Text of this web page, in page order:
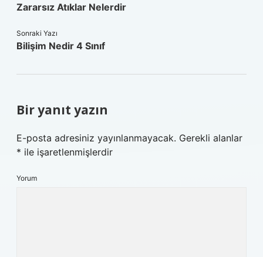
Zararsız Atıklar Nelerdir
Sonraki Yazı
Bilişim Nedir 4 Sınıf
Bir yanıt yazın
E-posta adresiniz yayınlanmayacak. Gerekli alanlar
* ile işaretlenmişlerdir
Yorum